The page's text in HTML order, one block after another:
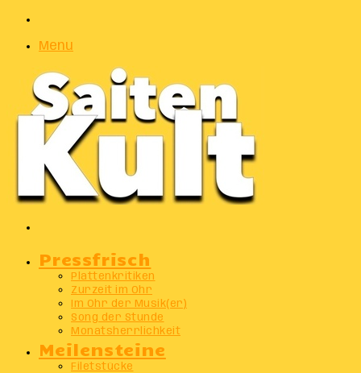
Menu
Pressfrisch
Plattenkritiken
Zurzeit im Ohr
Im Ohr der Musik(er)
Song der Stunde
Monatsherrlichkeit
Meilensteine
Filetstücke